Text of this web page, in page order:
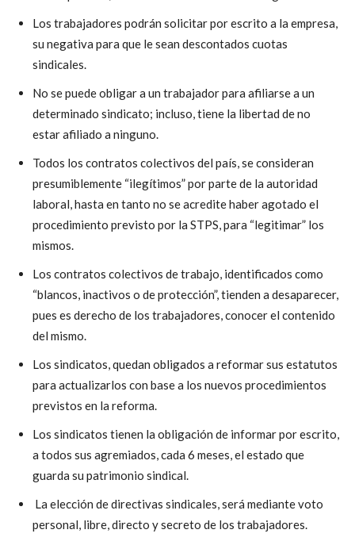
Los trabajadores podrán solicitar por escrito a la empresa,
su negativa para que le sean descontados cuotas
sindicales.
No se puede obligar a un trabajador para afiliarse a un
determinado sindicato; incluso, tiene la libertad de no
estar afiliado a ninguno.
Todos los contratos colectivos del país, se consideran
presumiblemente “ilegítimos” por parte de la autoridad
laboral, hasta en tanto no se acredite haber agotado el
procedimiento previsto por la STPS, para “legitimar” los
mismos.
Los contratos colectivos de trabajo, identificados como
“blancos, inactivos o de protección”, tienden a desaparecer,
pues es derecho de los trabajadores, conocer el contenido
del mismo.
Los sindicatos, quedan obligados a reformar sus estatutos
para actualizarlos con base a los nuevos procedimientos
previstos en la reforma.
Los sindicatos tienen la obligación de informar por escrito,
a todos sus agremiados, cada 6 meses, el estado que
guarda su patrimonio sindical.
La elección de directivas sindicales, será mediante voto
personal, libre, directo y secreto de los trabajadores.